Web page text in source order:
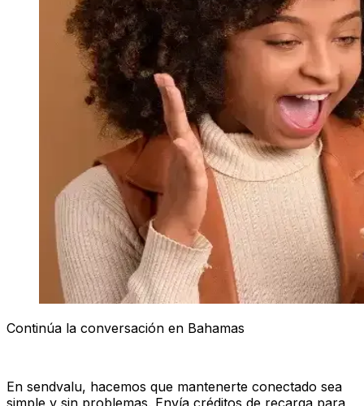
Continúa la conversación en Bahamas
En sendvalu, hacemos que mantenerte conectado sea